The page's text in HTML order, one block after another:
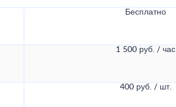
Бесплатно
1 500 руб. / час
400 руб. / шт.